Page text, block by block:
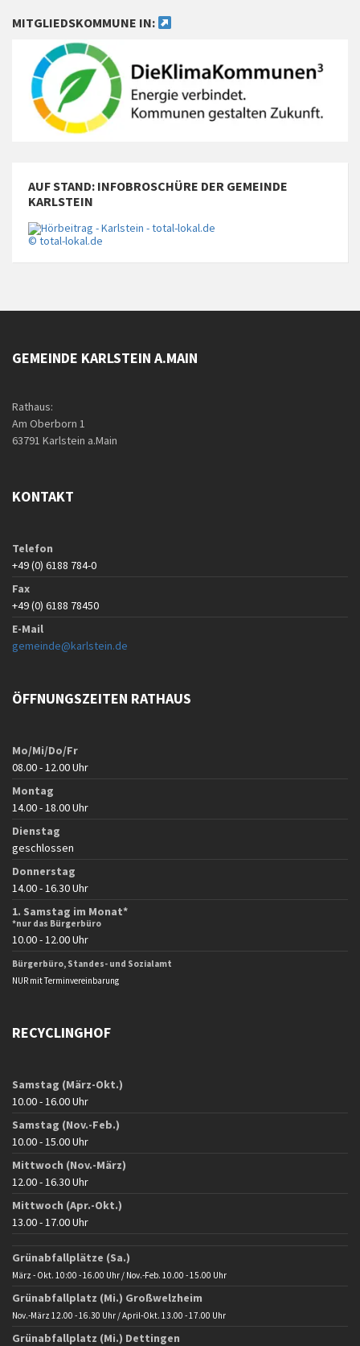
MITGLIEDSKOMMUNE IN:
AUF STAND: INFOBROSCHÜRE DER GEMEINDE
KARLSTEIN
© total-lokal.de
GEMEINDE KARLSTEIN A.MAIN
Rathaus:
Am Oberborn 1
63791 Karlstein a.Main
KONTAKT
Telefon
+49 (0) 6188 784-0
Fax
+49 (0) 6188 78450
E-Mail
gemeinde@karlstein.de
ÖFFNUNGSZEITEN RATHAUS
Mo/Mi/Do/Fr
08.00 - 12.00 Uhr
Montag
14.00 - 18.00 Uhr
Dienstag
geschlossen
Donnerstag
14.00 - 16.30 Uhr
1. Samstag im Monat*
*nur das Bürgerbüro
10.00 - 12.00 Uhr
Bürgerbüro, Standes- und Sozialamt
NUR mit Terminvereinbarung
RECYCLINGHOF
Samstag (März-Okt.)
10.00 - 16.00 Uhr
Samstag (Nov.-Feb.)
10.00 - 15.00 Uhr
Mittwoch (Nov.-März)
12.00 - 16.30 Uhr
Mittwoch (Apr.-Okt.)
13.00 - 17.00 Uhr
Grünabfallplätze (Sa.)
März - Okt. 10:00 - 16.00 Uhr / Nov.-Feb. 10.00 - 15.00 Uhr
Grünabfallplatz (Mi.) Großwelzheim
Nov.-März 12.00 - 16.30 Uhr / April-Okt. 13.00 - 17.00 Uhr
Grünabfallplatz (Mi.) Dettingen